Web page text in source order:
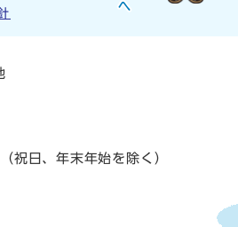
祝日、年末年始を除く）